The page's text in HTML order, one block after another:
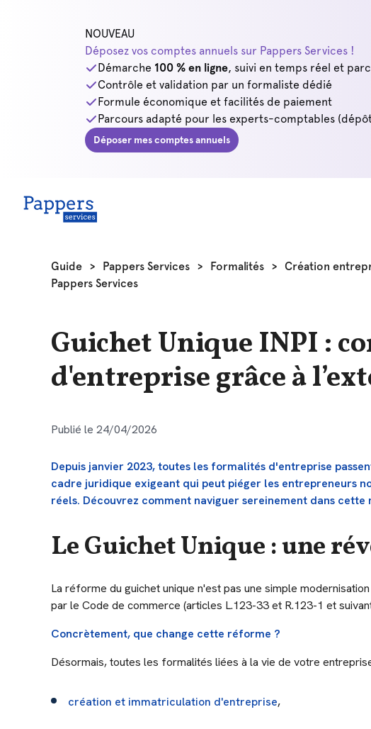
NOUVEAU
Déposez vos comptes annuels sur Pappers Services !
Démarche 100 % en ligne, suivi en temps réel et
Contrôle et validation par un formaliste dédié
Formule économique et facilités de paiement
Parcours adapté pour les experts-comptables
Déposer mes comptes annuels
Guide > Pappers Services > Formalités > Création
Pappers Services
Guichet Unique INPI :
d'entreprise grâce à
Publié le 24/04/2026
Depuis janvier 2023, toutes les formalités d'entreprise
cadre juridique exigeant qui peut piéger les entrepreneurs
réels. Découvrez comment naviguer sereinement dans
Le Guichet Unique : une
La réforme du guichet unique n'est pas une simple
par le Code de commerce (articles L.123-33 et R.123-1 et
Concrètement, que change cette réforme ?
Désormais, toutes les formalités liées à la vie de votre
création et immatriculation d'entreprise,